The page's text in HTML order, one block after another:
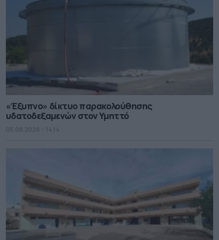
«Έξυπνο» δίκτυο παρακολούθησης
υδατοδεξαμενών στον Υμηττό
05.08.2026 - 14.14